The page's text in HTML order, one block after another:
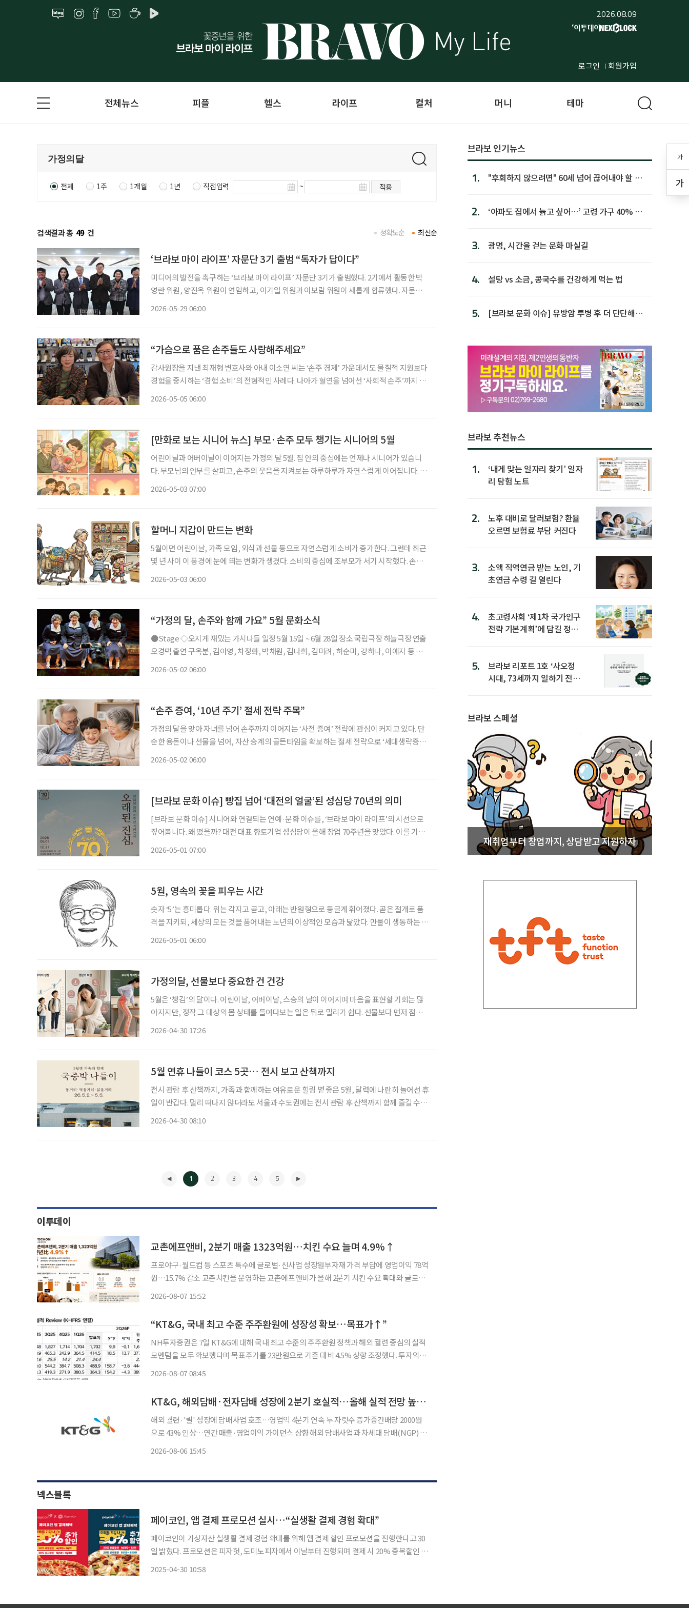
2026.08.09
로그인 회원가입
가
가
전체뉴스 피플 헬스 라이프 컬처 머니 테마
전체 1주 1개월 1년 직접입력 ~ 적용
검색결과 총 49 건 최신순
정확도순
‘브라보 마이 라이프’ 자문단 3기 출범 “독자가 답이다”
미디어의 발전을 촉구하는 ‘브라보 마이 라이프’ 자문단 3기가 출범했다. 2기에서 활동한 박
영란 위원, 양진옥 위원이 연임하고, 이기일 위원과 이보람 위원이 새롭게 합류했다. 자문단
2026-05-29 06:00
“가슴으로 품은 손주들도 사랑해주세요”
감사원장을 지낸 최재형 변호사와 아내 이소연 씨는 ‘손주 경제’ 가운데서도 물질적 지원보다
경험을 중시하는 ‘경험 소비’의 전형적인 사례다. 나아가 혈연을 넘어선 ‘사회적 손주’까지 품
2026-05-05 06:00
[만화로 보는 시니어 뉴스] 부모·손주 모두 챙기는 시니어의 5월
어린이날과 어버이날이 이어지는 가정의 달 5월. 집 안의 중심에는 언제나 시니어가 있습니
다. 부모님의 안부를 살피고, 손주의 웃음을 지켜보는 하루하루가 자연스럽게 이어집니다. 세
2026-05-03 07:00
할머니 지갑이 만드는 변화
5월이면 어린이날, 가족 모임, 외식과 선물 등으로 자연스럽게 소비가 증가한다. 그런데 최근
몇 년 사이 이 풍경에 눈에 띄는 변화가 생겼다. 소비의 중심에 조부모가 서기 시작했다. 손주
2026-05-03 06:00
“가정의 달, 손주와 함께 가요” 5월 문화소식
●Stage ◇오지게 재밌는 가시나들 일정 5월 15일 ~ 6월 28일 장소 국립극장 하늘극장 연출
오경택 출연 구옥분, 김아영, 차정화, 박채원, 김나희, 김미려, 허순미, 강하나, 이예지 등 뮤
2026-05-02 06:00
“손주 증여, ‘10년 주기’ 절세 전략 주목”
가정의 달을 맞아 자녀를 넘어 손주까지 이어지는 ‘사전 증여’ 전략에 관심이 커지고 있다. 단
순한 용돈이나 선물을 넘어, 자산 승계의 골든타임을 확보하는 절세 전략으로 ‘세대생략증
2026-05-02 06:00
[브라보 문화 이슈] 빵집 넘어 ‘대전의 얼굴’된 성심당 70년의 의미
[브라보 문화 이슈] 시니어와 연결되는 연예·문화 이슈를, ‘브라보 마이 라이프’의 시선으로
짚어봅니다. 왜 떴을까? 대전 대표 향토기업 성심당이 올해 창업 70주년을 맞았다. 이를 기념
2026-05-01 07:00
5월, 영속의 꽃을 피우는 시간
숫자 ‘5’는 흥미롭다. 위는 각지고 곧고, 아래는 반원형으로 둥글게 휘어졌다. 곧은 절개로 품
격을 지키되, 세상의 모든 것을 품어내는 노년의 이상적인 모습과 닮았다. 만물이 생동하는 5
2026-05-01 06:00
가정의달, 선물보다 중요한 건 건강
5월은 ‘챙김’의 달이다. 어린이날, 어버이날, 스승의 날이 이어지며 마음을 표현할 기회는 많
아지지만, 정작 그 대상의 몸 상태를 들여다보는 일은 뒤로 밀리기 쉽다. 선물보다 먼저 점검
2026-04-30 17:26
5월 연휴 나들이 코스 5곳… 전시 보고 산책까지
전시 관람 후 산책까지, 가족과 함께하는 여유로운 힐링 볕 좋은 5월, 달력에 나란히 늘어선 휴
일이 반갑다. 멀리 떠나지 않더라도 서울과 수도권에는 전시 관람 후 산책까지 함께 즐길 수 있
2026-04-30 08:10
1 2 3 4 5
이투데이
교촌에프앤비, 2분기 매출 1323억원…치킨 수요 늘며 4.9%↑
프로야구·월드컵 등 스포츠 특수에 글로벌·신사업 성장원부자재 가격 부담에 영업이익 78억
원…15.7% 감소 교촌치킨을 운영하는 교촌에프앤비가 올해 2분기 치킨 수요 확대와 글로벌·
2026-08-07 15:52
“KT&G, 국내 최고 수준 주주환원에 성장성 확보…목표가↑”
NH투자증권은 7일 KT&G에 대해 국내 최고 수준의 주주환원 정책과 해외 궐련 중심의 실적
모멘텀을 모두 확보했다며 목표주가를 23만원으로 기존 대비 4.5% 상향 조정했다. 투자의견
2026-08-07 08:45
KT&G, 해외담배·전자담배 성장에 2분기 호실적…올해 실적 전망 높였다
해외 궐련·'릴' 성장에 담배사업 호조…영업익 4분기 연속 두 자릿수 증가중간배당 2000원
으로 43% 인상…연간 매출·영업이익 가이던스 상향 해외 담배사업과 차세대 담배(NGP) 성
2026-08-06 15:45
넥스블록
페이코인, 앱 결제 프로모션 실시…“실생활 결제 경험 확대”
페이코인이 가상자산 실생활 결제 경험 확대를 위해 앱 결제 할인 프로모션을 진행한다고 30
일 밝혔다. 프로모션은 피자헛, 도미노피자에서 이날부터 진행되며 결제 시 20% 중복할인 혜
2025-04-30 10:58
브라보 인기뉴스
1.
"후회하지 않으려면" 60세 넘어 끊어내야 할 사
2.
‘아파도 집에서 늙고 싶어…’ 고령 가구 40% 노
3. 광명, 시간을 걷는 문화 마실길
4. 설탕 vs 소금, 콩국수를 건강하게 먹는 법
5.
[브라보 문화 이슈] 유방암 투병 후 더 단단해진
브라보 추천뉴스
1.
‘내게 맞는 일자리 찾기’ 일자
리 탐험 노트
2.
노후 대비로 달러보험? 환율
오르면 보험료 부담 커진다
3.
소액 직역연금 받는 노인, 기
초연금 수령 길 열린다
4.
초고령사회 ‘제1차 국가인구
전략 기본계획’에 담길 정책
5.
브라보 리포트 1호 ‘사오정
시대, 73세까지 일하기 전략’
브라보 스페셜
재취업부터 창업까지, 상담받고 지원하자